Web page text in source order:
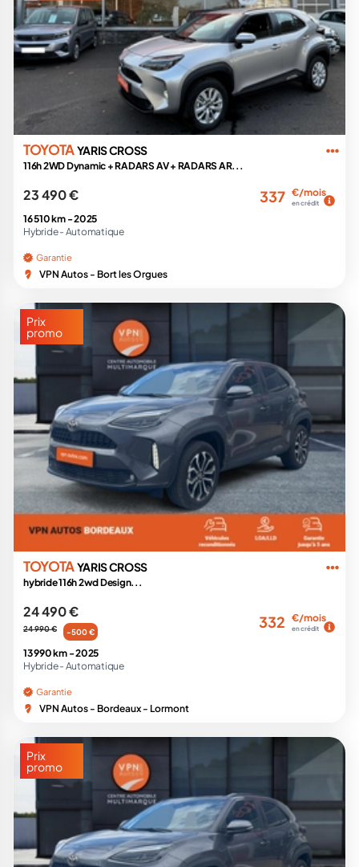
TOYOTAYARIS CROSS
116h 2WD Dynamic + RADARS AV + RADARS AR...
23 490 € 337 €/mois
en crédit
16 510 km -2025
Hybride - Automatique
Garantie
VPN Autos - Bort les Orgues
Prix
promo
TOYOTAYARIS CROSS
hybride 116h 2wd Design...
24 490 €
24 990 € -500 €
332 €/mois
en crédit
13 990 km -2025
Hybride - Automatique
Garantie
VPN Autos - Bordeaux - Lormont
Prix
promo